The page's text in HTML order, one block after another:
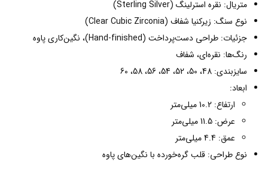
متریال: نقره استرلینگ (Sterling Silver)
نوع سنگ: زیرکنیا شفاف (Clear Cubic Zirconia)
جزئیات: طراحی دست‌پرداخت (Hand-finished)، نگین‌کاری پاوه
رنگ‌ها: نقره‌ای، شفاف
سایزبندی: 48، 50، 52، 54، 56، 58، 60
ابعاد:
ارتفاع: 10.2 میلی‌متر
عرض: 11.5 میلی‌متر
عمق: 4.4 میلی‌متر
نوع طراحی: قلب گره‌خورده با نگین‌های پاوه